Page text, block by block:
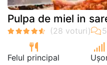
Pulpa de miel in
Felul principal